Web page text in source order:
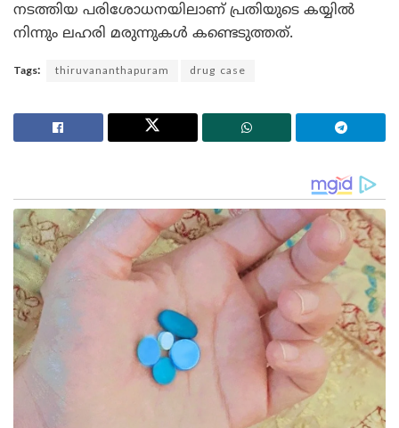
നടത്തിയ പരിശോധനയിലാണ് പ്രതിയുടെ കയ്യിൽ
നിന്നും ലഹരി മരുന്നുകൾ കണ്ടെടുത്തത്.
Tags: thiruvananthapuram drug case